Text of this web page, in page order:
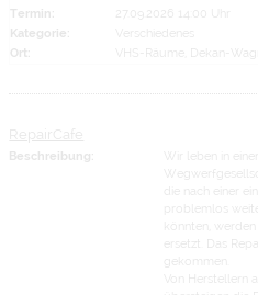
Termin:
Kategorie:
Ort:
VHS-Räume, Dekan-
Beschreibung:
die nach einer
problemlos
könnten,
ersetzt. Das
Von Herstellern